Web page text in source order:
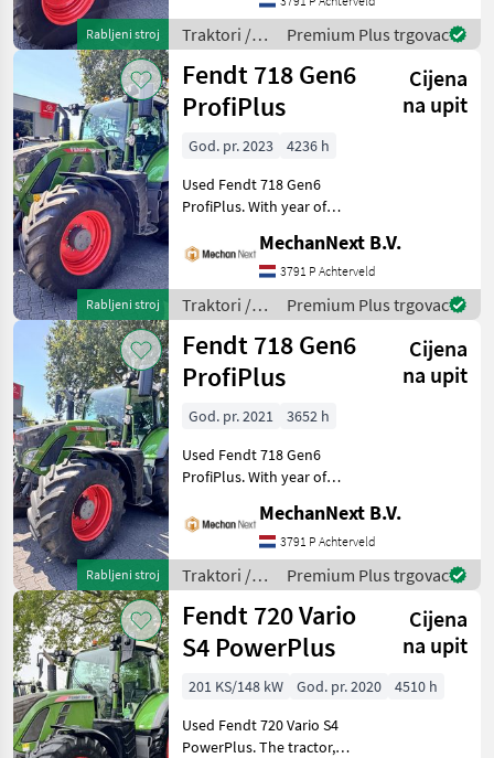
Rabljeni stroj
2 40 km/h Front linkage
Cat. 2 Front PTO
Traktori /
Fendt
Premium Plus trgovac
Rabljeni stroj
Fendt 718 Gen6
ProfiPlus
Cijena
na upit
God. pr. 2023
4236 h
Used Fendt 718 Gen6
ProfiPlus. With year of
236 working hours.
Specifications Profi+ Setting
2 40 km/h Front linkage
Cat. 2 Front PTO 1
MechanNext B.V.
3791 P Achterveld
Traktori /
Fendt
Premium Plus trgovac
Rabljeni stroj
Fendt 718 Gen6
ProfiPlus
Cijena
na upit
God. pr. 2021
3652 h
Used Fendt 718 Gen6
ProfiPlus. With year of
652 operating hours.
Specifications Profi+ Setting
2 50 km/h 4x DODK Valve
rear 2x DW valve
MechanNext B.V.
3791 P Achterveld
Traktori /
Fendt
Premium Plus trgovac
Fendt 720 Vario
S4 PowerPlus
Cijena
na upit
201 KS/148 kW God. pr. 2020
4510 h
Used Fendt 720 Vario S4
PowerPlus. The tractor,